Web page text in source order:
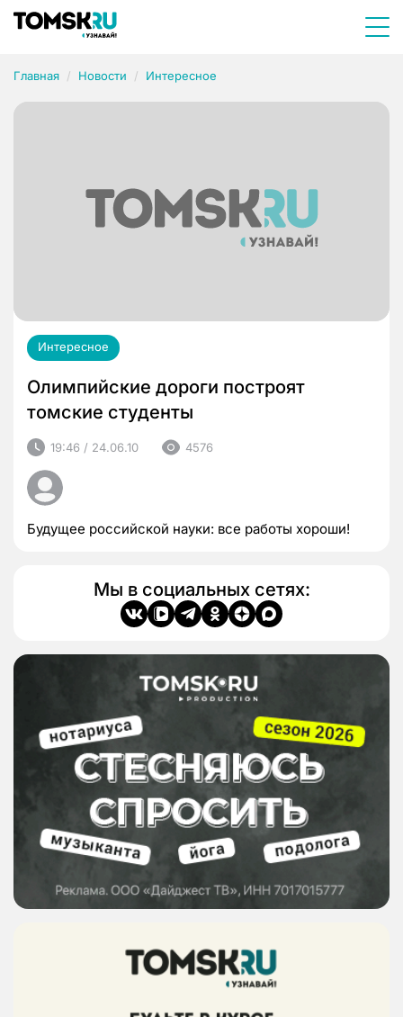
Главная Новости Интересное
Интересное
Олимпийские дороги построят
томские студенты
19:46 / 24.06.10 4576
Будущее российской науки: все работы хороши!
Мы в социальных сетях: